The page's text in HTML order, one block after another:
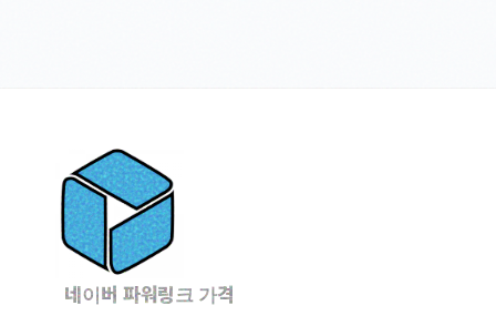
네이버 파워링크 가격